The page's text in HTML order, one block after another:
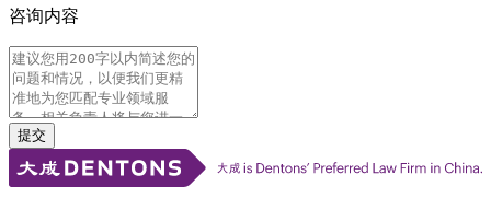
咨询内容
提交